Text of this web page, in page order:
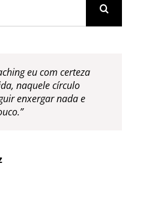
eu com certeza
naquele círculo
enxergar nada e